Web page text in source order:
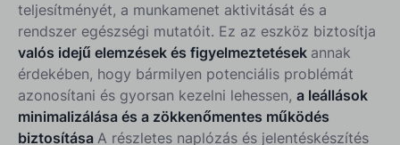
teljesítményét, a munkamenet aktivitását és a
rendszer egészségi mutatóit. Ez az eszköz biztosítja
valós idejű elemzések és figyelmeztetések annak
érdekében, hogy bármilyen potenciális problémát
azonosítani és gyorsan kezelni lehessen, a leállások
minimalizálása és a zökkenőmentes működés
biztosítása A részletes naplózás és jelentéskészítés